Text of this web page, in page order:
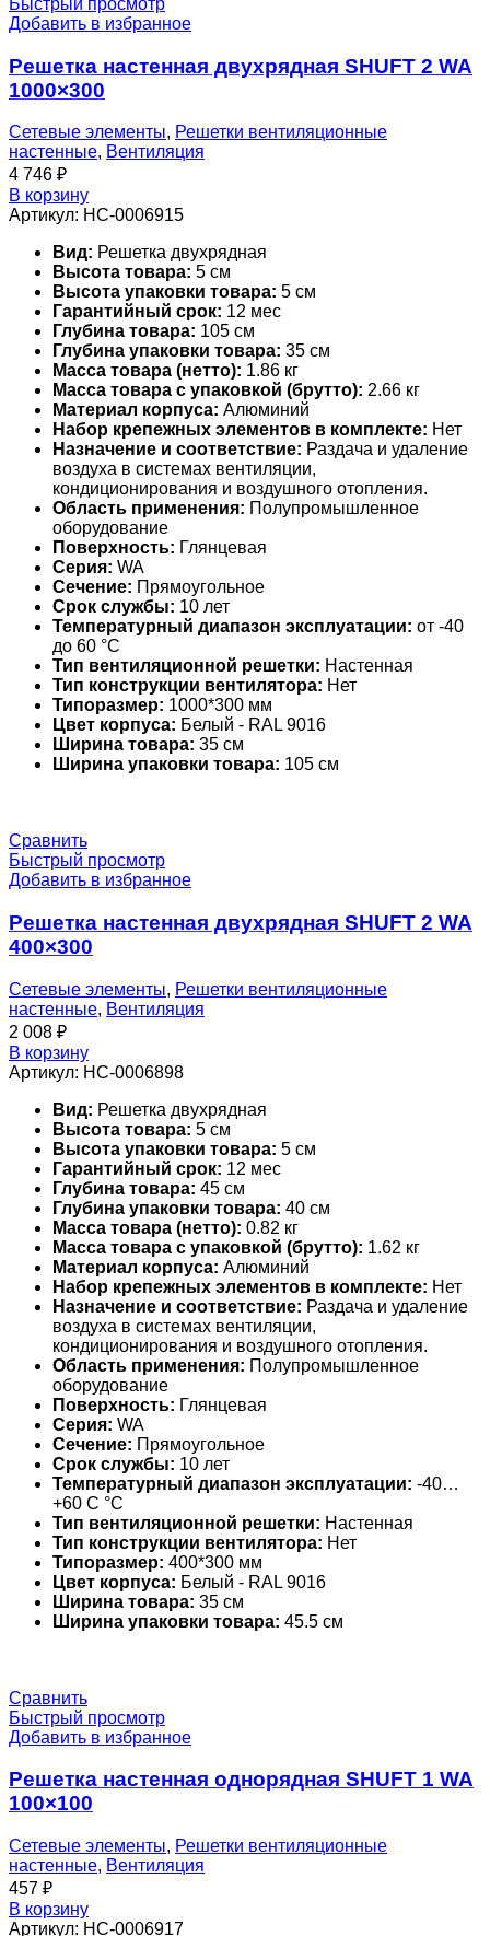
Добавить в избранное
Решетка настенная двухрядная SHUFT 2 WA
1000×300
Сетевые элементы, Решетки вентиляционные
настенные, Вентиляция
4 746 ₽
В корзину
Артикул: НС-0006915
Вид: Решетка двухрядная
Высота товара: 5 см
Высота упаковки товара: 5 см
Гарантийный срок: 12 мес
Глубина товара: 105 см
Глубина упаковки товара: 35 см
Масса товара (нетто): 1.86 кг
Масса товара с упаковкой (брутто): 2.66 кг
Материал корпуса: Алюминий
Набор крепежных элементов в комплекте: Нет
Назначение и соответствие: Раздача и удаление
воздуха в системах вентиляции,
кондиционирования и воздушного отопления.
Область применения: Полупромышленное
оборудование
Поверхность: Глянцевая
Серия: WA
Сечение: Прямоугольное
Срок службы: 10 лет
Температурный диапазон эксплуатации: от -40
до 60 °С
Тип вентиляционной решетки: Настенная
Тип конструкции вентилятора: Нет
Типоразмер: 1000*300 мм
Цвет корпуса: Белый - RAL 9016
Ширина товара: 35 см
Ширина упаковки товара: 105 см
Сравнить
Быстрый просмотр
Добавить в избранное
Решетка настенная двухрядная SHUFT 2 WA
400×300
Сетевые элементы, Решетки вентиляционные
настенные, Вентиляция
2 008 ₽
В корзину
Артикул: НС-0006898
Вид: Решетка двухрядная
Высота товара: 5 см
Высота упаковки товара: 5 см
Гарантийный срок: 12 мес
Глубина товара: 45 см
Глубина упаковки товара: 40 см
Масса товара (нетто): 0.82 кг
Масса товара с упаковкой (брутто): 1.62 кг
Материал корпуса: Алюминий
Набор крепежных элементов в комплекте: Нет
Назначение и соответствие: Раздача и удаление
воздуха в системах вентиляции,
кондиционирования и воздушного отопления.
Область применения: Полупромышленное
оборудование
Поверхность: Глянцевая
Серия: WA
Сечение: Прямоугольное
Срок службы: 10 лет
Температурный диапазон эксплуатации: -40…
+60 С °С
Тип вентиляционной решетки: Настенная
Тип конструкции вентилятора: Нет
Типоразмер: 400*300 мм
Цвет корпуса: Белый - RAL 9016
Ширина товара: 35 см
Ширина упаковки товара: 45.5 см
Сравнить
Быстрый просмотр
Добавить в избранное
Решетка настенная однорядная SHUFT 1 WA
100×100
Сетевые элементы, Решетки вентиляционные
настенные, Вентиляция
457 ₽
В корзину
Артикул: НС-0006917